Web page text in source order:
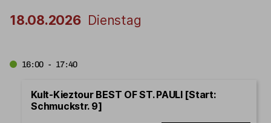
18.08.2026 Dienstag
16:00 - 17:40
Kult-Kieztour BEST OF ST. PAULI [Start:
Schmuckstr. 9]